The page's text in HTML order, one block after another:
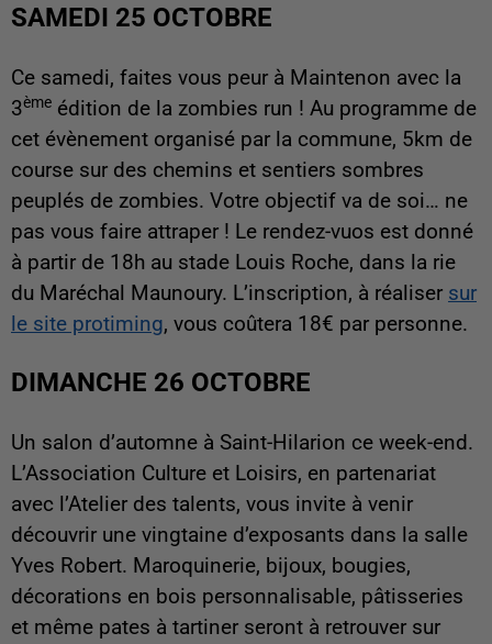
SAMEDI 25 OCTOBRE
Ce samedi, faites vous peur à Maintenon avec la
3ème édition de la zombies run ! Au programme de
cet évènement organisé par la commune, 5km de
course sur des chemins et sentiers sombres
peuplés de zombies. Votre objectif va de soi… ne
pas vous faire attraper ! Le rendez-vuos est donné
à partir de 18h au stade Louis Roche, dans la rie
du Maréchal Maunoury. L’inscription, à réaliser sur
le site protiming, vous coûtera 18€ par personne.
DIMANCHE 26 OCTOBRE
Un salon d’automne à Saint-Hilarion ce week-end.
L’Association Culture et Loisirs, en partenariat
avec l’Atelier des talents, vous invite à venir
découvrir une vingtaine d’exposants dans la salle
Yves Robert. Maroquinerie, bijoux, bougies,
décorations en bois personnalisable, pâtisseries
et même pates à tartiner seront à retrouver sur